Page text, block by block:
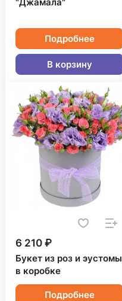
"Джамала"
Подробнее
В корзину
6 210 ₽
Букет из роз и эустомы
в коробке
Подробнее